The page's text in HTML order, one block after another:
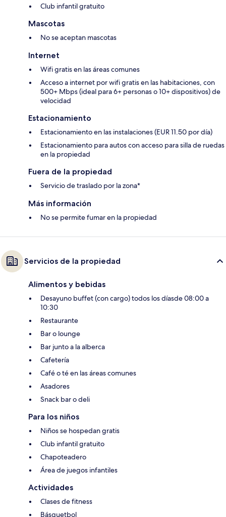
Club infantil gratuito
Mascotas
No se aceptan mascotas
Internet
Wifi gratis en las áreas comunes
Acceso a internet por wifi gratis en las habitaciones, con
500+ Mbps (ideal para 6+ personas o 10+ dispositivos) de
velocidad
Estacionamiento
Estacionamiento en las instalaciones (EUR 11.50 por día)
Estacionamiento para autos con acceso para silla de ruedas
en la propiedad
Fuera de la propiedad
Servicio de traslado por la zona*
Más información
No se permite fumar en la propiedad
Servicios de la propiedad
Alimentos y bebidas
Desayuno buffet (con cargo) todos los díasde 08:00 a
10:30
Restaurante
Bar o lounge
Bar junto a la alberca
Cafetería
Café o té en las áreas comunes
Asadores
Snack bar o deli
Para los niños
Niños se hospedan gratis
Club infantil gratuito
Chapoteadero
Área de juegos infantiles
Actividades
Clases de fitness
Básquetbol